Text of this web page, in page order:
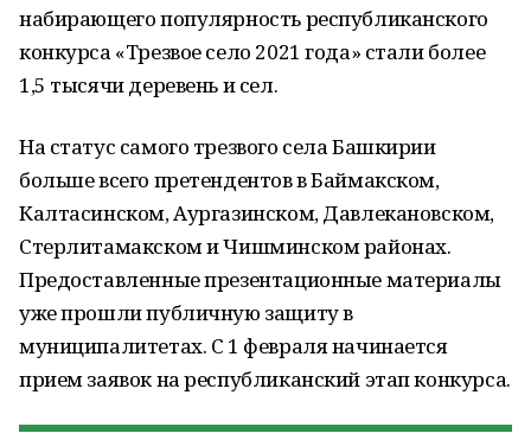
набирающего популярность республиканского
конкурса «Трезвое село 2021 года» стали более
1,5 тысячи деревень и сел.
На статус самого трезвого села Башкирии
больше всего претендентов в Баймакском,
Калтасинском, Аургазинском, Давлекановском,
Стерлитамакском и Чишминском районах.
Предоставленные презентационные материалы
уже прошли публичную защиту в
муниципалитетах. С 1 февраля начинается
прием заявок на республиканский этап конкурса.